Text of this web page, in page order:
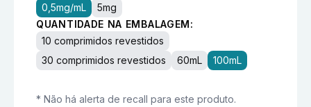
0,5mg/mL
5mg
QUANTIDADE NA EMBALAGEM:
10 comprimidos revestidos
30 comprimidos revestidos
60mL 100mL
* Não há alerta de recall para este produto.